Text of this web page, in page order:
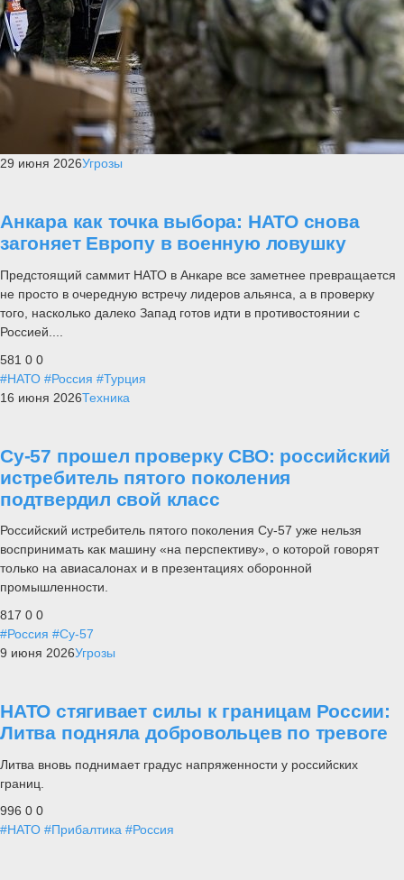
29 июня 2026Угрозы
Анкара как точка выбора: НАТО снова
загоняет Европу в военную ловушку
Предстоящий саммит НАТО в Анкаре все заметнее превращается
не просто в очередную встречу лидеров альянса, а в проверку
того, насколько далеко Запад готов идти в противостоянии с
Россией....
581 0 0
#НАТО #Россия #Турция
16 июня 2026Техника
Су-57 прошел проверку СВО: российский
истребитель пятого поколения
подтвердил свой класс
Российский истребитель пятого поколения Су-57 уже нельзя
воспринимать как машину «на перспективу», о которой говорят
только на авиасалонах и в презентациях оборонной
промышленности.
817 0 0
#Россия #Су-57
9 июня 2026Угрозы
НАТО стягивает силы к границам России:
Литва подняла добровольцев по тревоге
Литва вновь поднимает градус напряженности у российских
границ.
996 0 0
#НАТО #Прибалтика #Россия